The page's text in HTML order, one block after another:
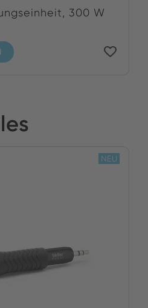
300 W
NEU